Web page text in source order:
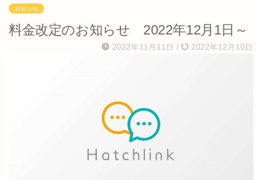
お知らせ
料金改定のお知らせ 2022年12月1日～
2022年11月11日 / 2022年12月10日